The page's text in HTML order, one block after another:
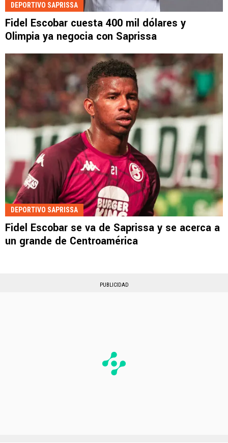
DEPORTIVO SAPRISSA
Fidel Escobar cuesta 400 mil dólares y
Olimpia ya negocia con Saprissa
DEPORTIVO SAPRISSA
Fidel Escobar se va de Saprissa y se acerca a
un grande de Centroamérica
PUBLICIDAD